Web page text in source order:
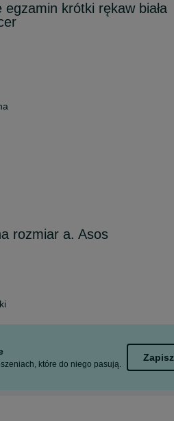
krótki rękaw biała
rozmiar a. Asos
które do niego pasują.
Zapisz